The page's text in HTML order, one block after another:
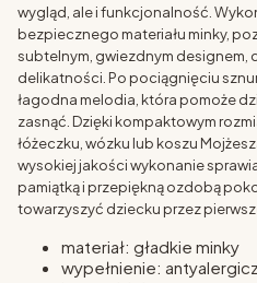
wygląd, ale i funkcjonalność.
bezpiecznego materiału minky,
subtelnym, gwiezdnym designem,
delikatności. Po pociągnięciu
łagodna melodia, która pomoże
zasnąć. Dzięki kompaktowym
łóżeczku, wózku lub koszu
wysokiej jakości wykonanie
pamiątką i przepiękną ozdobą
towarzyszyć dziecku przez
materiał: gładkie minky
wypełnienie: